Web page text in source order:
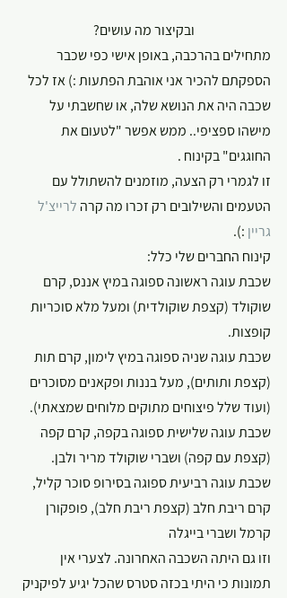
ובקיצור מה עושים?
מתחילים בהרכבה, באופן אישי כפי שכבר
הספקתם להכיר אני אוהבת הפתעות :) אז לכל
שכבה היה את הנושא שלה, או שחשבתי על
מישהו ספציפי.. ממש אפשר "לטעום את
החוגגים" בקינוח .
זו לגמרי רק הצעה, מוזמנים להשתולל עם
הטעמים והשילובים רק זכרו מה קרה לרייצ'ל
גריין :).
קינוח החברים שלי כלל:
שכבת עוגה ראשונה ספוגה במיץ אננס, קרם
שוקולד (קצפת שוקולדית) ומעל מלא סוכריות
קופצות.
שכבת עוגה שניה ספוגה במיץ לימון, קרם תות
(קצפת ותותים), מעל בננות ופקאנים מסוכרים
(ועוד שלל פיצוחים מתוקים מלוחים שמצאתי).
שכבת עוגה שלישית ספוגה בקפה, קרם קפה
(קצפת עם קפה) ושברי שוקולד מריר ולבן.
שכבת עוגה רביעית ספוגה בסירופ סוכר קליל,
קרם ריבת חלב (קצפת ריבת חלב), פופקורן
קרמל ושברי בייגלה
וזו גם היתה השכבה האחרונה. לצערי אין
תמונות כי היתי בכזה סטרס שהכל יגיע לפיקניק